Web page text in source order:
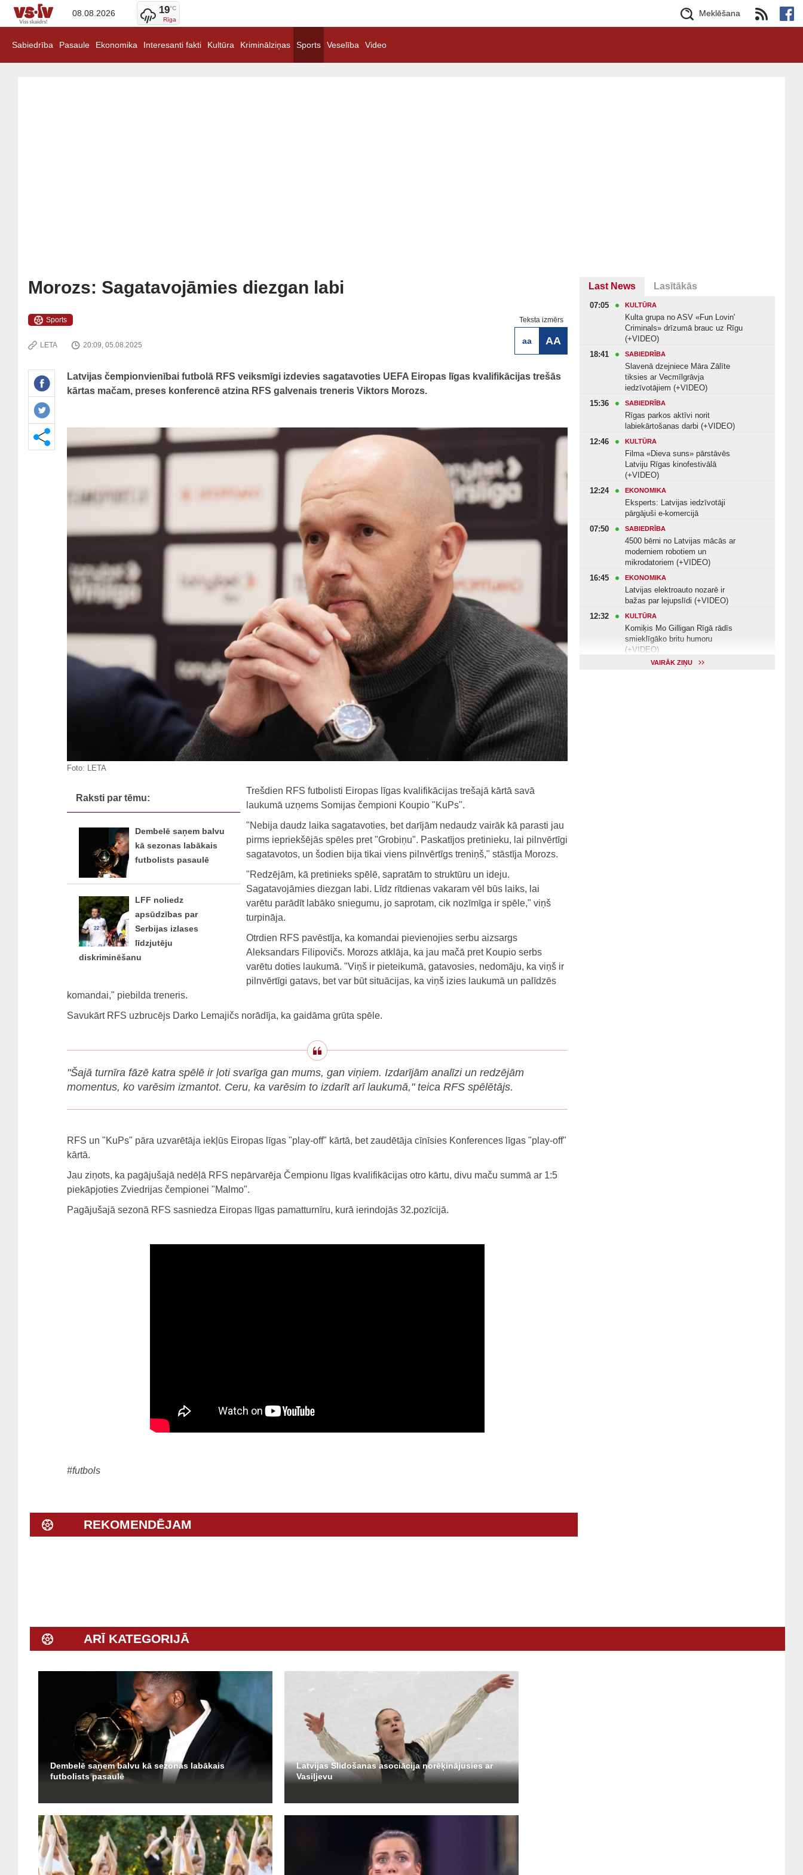
08.08.2026 19°C
Rīga
Meklēšana
Sabiedrība Pasaule Ekonomika Interesanti fakti Kultūra Kriminālziņas Sports Veselība Video
Morozs: Sagatavojāmies diezgan labi
Teksta izmērs
aa AA
Sports
LETA 20:09, 05.08.2025
Latvijas čempionvienībai futbolā RFS veiksmīgi izdevies sagatavoties UEFA Eiropas līgas kvalifikācijas trešās
kārtas mačam, preses konferencē atzina RFS galvenais treneris Viktors Morozs.
Foto: LETA
Raksti par tēmu:
Dembelē saņem balvu
kā sezonas labākais
futbolists pasaulē
LFF noliedz
apsūdzības par
Serbijas izlases
līdzjutēju
diskriminēšanu
Trešdien RFS futbolisti Eiropas līgas kvalifikācijas trešajā kārtā savā
laukumā uzņems Somijas čempioni Koupio "KuPs".
"Nebija daudz laika sagatavoties, bet darījām nedaudz vairāk kā parasti jau
pirms iepriekšējās spēles pret "Grobiņu". Paskatījos pretinieku, lai pilnvērtīgi
sagatavotos, un šodien bija tikai viens pilnvērtīgs treniņš," stāstīja Morozs.
"Redzējām, kā pretinieks spēlē, sapratām to struktūru un ideju.
Sagatavojāmies diezgan labi. Līdz rītdienas vakaram vēl būs laiks, lai
varētu parādīt labāko sniegumu, jo saprotam, cik nozīmīga ir spēle," viņš
turpināja.
Otrdien RFS pavēstīja, ka komandai pievienojies serbu aizsargs
Aleksandars Filipovičs. Morozs atklāja, ka jau mačā pret Koupio serbs
varētu doties laukumā. "Viņš ir pieteikumā, gatavosies, nedomāju, ka viņš ir
pilnvērtīgi gatavs, bet var būt situācijas, ka viņš izies laukumā un palīdzēs
komandai," piebilda treneris.
Savukārt RFS uzbrucējs Darko Lemajičs norādīja, ka gaidāma grūta spēle.
"Šajā turnīra fāzē katra spēlē ir ļoti svarīga gan mums, gan viņiem. Izdarījām analīzi un redzējām
momentus, ko varēsim izmantot. Ceru, ka varēsim to izdarīt arī laukumā," teica RFS spēlētājs.
RFS un "KuPs" pāra uzvarētāja iekļūs Eiropas līgas "play-off" kārtā, bet zaudētāja cīnīsies Konferences līgas "play-off"
kārtā.
Jau ziņots, ka pagājušajā nedēļā RFS nepārvarēja Čempionu līgas kvalifikācijas otro kārtu, divu maču summā ar 1:5
piekāpjoties Zviedrijas čempionei "Malmo".
Pagājušajā sezonā RFS sasniedza Eiropas līgas pamatturnīru, kurā ierindojās 32.pozīcijā.
#futbols
REKOMENDĒJAM
Last News Lasītākās
07:05 KULTŪRA
Kulta grupa no ASV «Fun Lovin'
Criminals» drīzumā brauc uz Rīgu
(+VIDEO)
18:41
SABIEDRĪBA
Slavenā dzejniece Māra Zālīte
tiksies ar Vecmīlgrāvja
iedzīvotājiem (+VIDEO)
15:36
SABIEDRĪBA
Rīgas parkos aktīvi norit
labiekārtošanas darbi (+VIDEO)
12:46
KULTŪRA
Filma «Dieva suns» pārstāvēs
Latviju Rīgas kinofestivālā
(+VIDEO)
12:24
EKONOMIKA
Eksperts: Latvijas iedzīvotāji
pārgājuši e-komercijā
07:50
SABIEDRĪBA
4500 bērni no Latvijas mācās ar
moderniem robotiem un
mikrodatoriem (+VIDEO)
16:45
EKONOMIKA
Latvijas elektroauto nozarē ir
bažas par lejupslīdi (+VIDEO)
12:32
KULTŪRA
Komiķis Mo Gilligan Rīgā rādīs
smieklīgāko britu humoru
(+VIDEO)
VESELĪBAVAIRĀK ZIŅU
ARĪ KATEGORIJĀ
Dembelē saņem balvu kā sezonas labākais
futbolists pasaulē
Latvijas Slidošanas asociācija norēķinājusies ar
Vasiļjevu